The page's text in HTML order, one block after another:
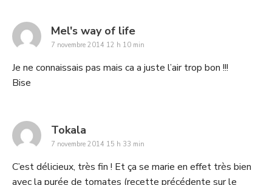
Mel's way of lifesays:
7 novembre 2014 12 h 10 min
Je ne connaissais pas mais ca a juste l’air trop bon !!!
Bise
Tokala
7 novembre 2014 15 h 33 min
C’est délicieux, très fin ! Et ça se marie en effet très bien
avec la purée de tomates (recette précédente sur le